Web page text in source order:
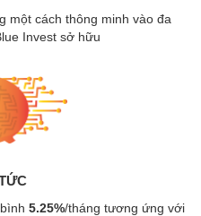
một cách thông minh vào đa
e Invest sở hữu
5.25%/tháng tương ứng với